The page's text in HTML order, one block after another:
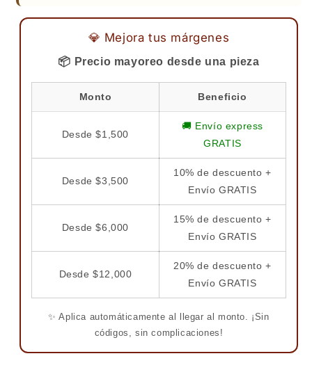
💎 Mejora tus márgenes
📦 Precio mayoreo desde una pieza
Monto Beneficio
Desde $1,500
🚚 Envío express
GRATIS
Desde $3,500
10% de descuento +
Envío GRATIS
Desde $6,000
15% de descuento +
Envío GRATIS
Desde $12,000
20% de descuento +
Envío GRATIS
✨ Aplica automáticamente al llegar al monto. ¡Sin
códigos, sin complicaciones!